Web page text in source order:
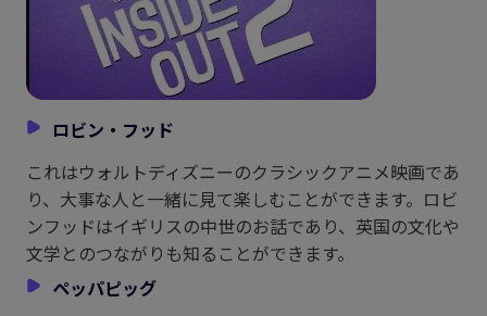
ロビン・フッド
これはウォルトディズニーのクラシックアニメ映画であ
り、大事な人と一緒に見て楽しむことができます。ロビ
ンフッドはイギリスの中世のお話であり、英国の文化や
文学とのつながりも知ることができます。
ペッパピッグ